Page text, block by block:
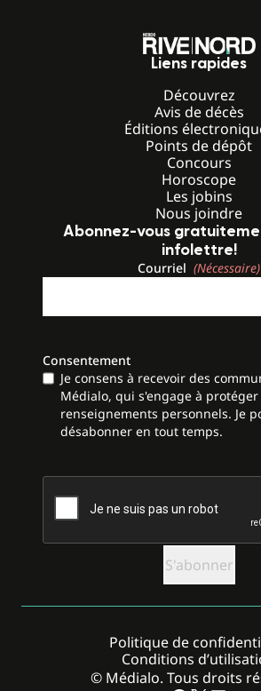
Liens rapides
Découvrez
Avis de décès
Éditions
Points de dépôt
Concours
Horoscope
Les jobins
Nous joindre
Abonnez-vous
infolettre!
Courriel (Nécessaire)
Consentement
Je consens à recevoir des
Médialo, qui s'engage à protéger
renseignements personnels. Je
désabonner en tout temps.
CAPTCHA
© Médialo. Tous droits
Politique de
Conditions